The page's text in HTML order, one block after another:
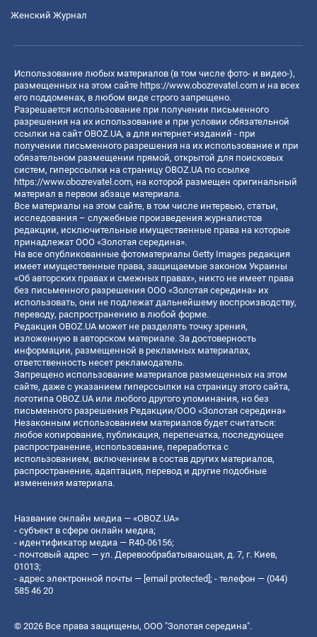
Женский Журнал
Использование любых материалов (в том числе фото- и видео-),
размещенных на этом сайте https://www.obozrevatel.com и на всех
его поддоменах, в любом виде строго запрещено.
Разрешается использование при получении письменного
разрешения на их использование и при условии обязательной
ссылки на сайт OBOZ.UA, а для интернет-изданий - при
получении письменного разрешения на их использование и при
обязательном размещении прямой, открытой для поисковых
систем, гиперссылки на страницу OBOZ.UA по ссылке
https://www.obozrevatel.com, на которой размещен оригинальный
материал в первом абзаце материала.
Все материалы на этом сайте, в том числе интервью, статьи,
исследования – служебные произведения журналистов
редакции, исключительные имущественные права на которые
принадлежат ООО «Золотая середина».
На все опубликованные фотоматериалы Getty Images редакция
имеет имущественные права, защищаемые законом Украины
«Об авторских правах и смежных правах», никто не имеет права
без письменного разрешения ООО «Золотая середина» их
использовать, они не подлежат дальнейшему воспроизводству,
переводу, распространению в любой форме.
Редакция OBOZ.UA может не разделять точку зрения,
изложенную в авторском материале. За достоверность
информации, размещенной в рекламных материалах,
ответственность несет рекламодатель.
Запрещено использование материалов размещенных на этом
сайте, даже с указанием гиперссылки на страницу этого сайта,
логотипа OBOZ.UA или любого другого упоминания, но без
письменного разрешения Редакции/ООО «Золотая середина»
Незаконным использованием материалов будет считаться:
любое копирование, публикация, перепечатка, последующее
распространение, использование, переработка с
использованием, включением в состав других материалов,
распространение, адаптация, перевод и другие подобные
изменения материала.
Название онлайн медиа — «OBOZ.UA»
- субъект в сфере онлайн медиа;
- идентификатор медиа — R40-06156;
- почтовый адрес — ул. Деревообрабатывающая, д. 7, г. Киев,
01013;
- адрес электронной почты — [email protected]; - телефон — (044)
585 46 20
© 2026 Все права защищены, ООО "Золотая середина".